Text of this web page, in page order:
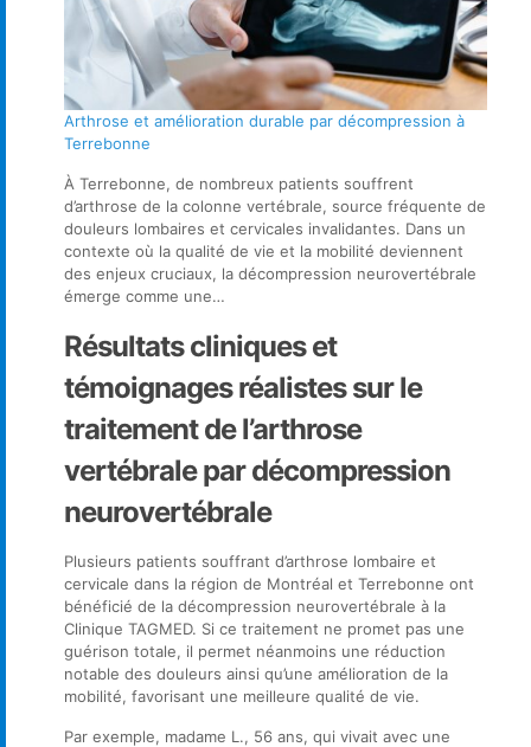
Arthrose et amélioration durable par décompression à
Terrebonne
À Terrebonne, de nombreux patients souffrent
d’arthrose de la colonne vertébrale, source fréquente de
douleurs lombaires et cervicales invalidantes. Dans un
contexte où la qualité de vie et la mobilité deviennent
des enjeux cruciaux, la décompression neurovertébrale
émerge comme une…
Résultats cliniques et
témoignages réalistes sur le
traitement de l’arthrose
vertébrale par décompression
neurovertébrale
Plusieurs patients souffrant d’arthrose lombaire et
cervicale dans la région de Montréal et Terrebonne ont
bénéficié de la décompression neurovertébrale à la
Clinique TAGMED. Si ce traitement ne promet pas une
guérison totale, il permet néanmoins une réduction
notable des douleurs ainsi qu’une amélioration de la
mobilité, favorisant une meilleure qualité de vie.
Par exemple, madame L., 56 ans, qui vivait avec une